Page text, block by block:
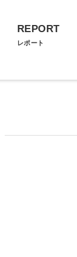
REPORT
レポート